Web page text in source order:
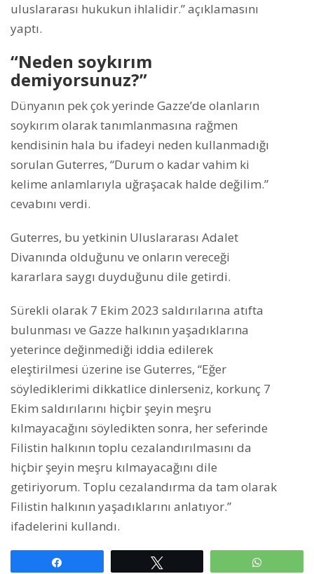
uluslararası hukukun ihlalidir.” açıklamasını
yaptı.
“Neden soykırım
demiyorsunuz?”
Dünyanın pek çok yerinde Gazze’de olanların
soykırım olarak tanımlanmasına rağmen
kendisinin hala bu ifadeyi neden kullanmadığı
sorulan Guterres, “Durum o kadar vahim ki
kelime anlamlarıyla uğraşacak halde değilim.”
cevabını verdi.
Guterres, bu yetkinin Uluslararası Adalet
Divanında olduğunu ve onların vereceği
kararlara saygı duyduğunu dile getirdi.
Sürekli olarak 7 Ekim 2023 saldırılarına atıfta
bulunması ve Gazze halkının yaşadıklarına
yeterince değinmediği iddia edilerek
eleştirilmesi üzerine ise Guterres, “Eğer
söylediklerimi dikkatlice dinlerseniz, korkunç 7
Ekim saldırılarını hiçbir şeyin meşru
kılmayacağını söyledikten sonra, her seferinde
Filistin halkının toplu cezalandırılmasını da
hiçbir şeyin meşru kılmayacağını dile
getiriyorum. Toplu cezalandırma da tam olarak
Filistin halkının yaşadıklarını anlatıyor.”
ifadelerini kullandı.